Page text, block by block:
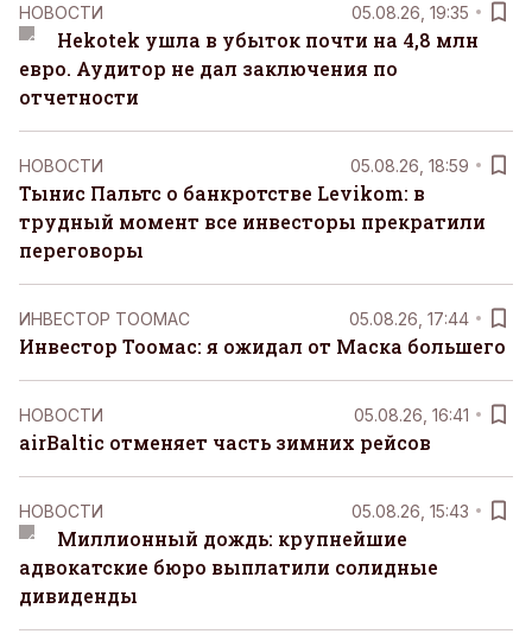
НОВОСТИ 05.08.26, 19:35
Hekotek ушла в убыток почти на 4,8 млн
евро. Аудитор не дал заключения по
отчетности
НОВОСТИ 05.08.26, 18:59
Тынис Пальтс о банкротстве Levikom: в
трудный момент все инвесторы прекратили
переговоры
ИНВЕСТОР ТООМАС 05.08.26, 17:44
Инвестор Тоомас: я ожидал от Маска большего
НОВОСТИ 05.08.26, 16:41
airBaltic отменяет часть зимних рейсов
НОВОСТИ 05.08.26, 15:43
Миллионный дождь: крупнейшие
адвокатские бюро выплатили солидные
дивиденды